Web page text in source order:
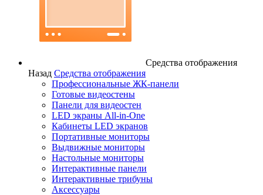
Средства отображения
Назад Средства отображения
Профессиональные ЖК-панели
Готовые видеостены
Панели для видеостен
LED экраны All-in-One
Кабинеты LED экранов
Портативные мониторы
Выдвижные мониторы
Настольные мониторы
Интерактивные панели
Интерактивные трибуны
Аксессуары